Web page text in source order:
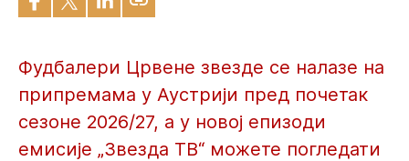
Фудбалери Црвене звезде се налазе на
припремама у Аустрији пред почетак
сезоне 2026/27, а у новој епизоди
емисије „Звезда ТВ“ можете погледати